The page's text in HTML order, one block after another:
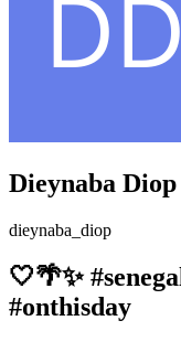
Dieynaba Diop
dieynaba_diop
🤍🌴✨
#onthisday